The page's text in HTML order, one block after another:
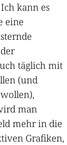
kann es
eine
täglich mit
(und
man
mehr in die
Grafiken,